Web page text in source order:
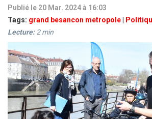
Publié le 20 Mar. 2024 à 16:03
Tags: grand besancon metropole
Lecture: 2min